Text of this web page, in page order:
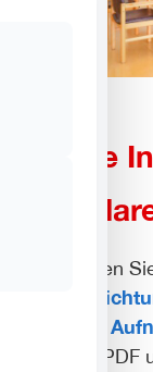
Weitere
Hier erhalten
Pflege als PDF